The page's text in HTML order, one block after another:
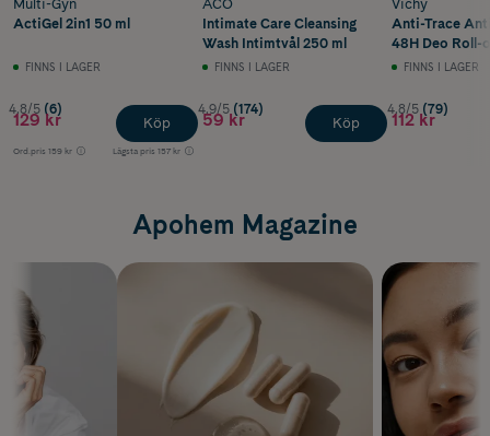
Multi-Gyn
ActiGel 2in1 50 ml
FINNS I LAGER
4.8/5 (6)
129 kr
Ord.pris 159 kr Lägsta pris 157 kr
Köp
ACO
Intimate Care Cleansing
Wash Intimtvål 250 ml
FINNS I LAGER
4.9/5 (174)
59 kr Köp
Vichy
Anti-Trace
48H Deo Roll-
FINNS I LAGER
4.8/5 (79)
112 kr
Apohem Magazine